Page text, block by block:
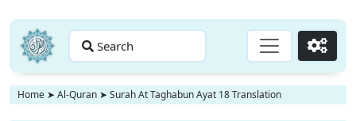
Search Go
Home ➤ Al-Quran ➤ Surah At Taghabun Ayat 18 Translation